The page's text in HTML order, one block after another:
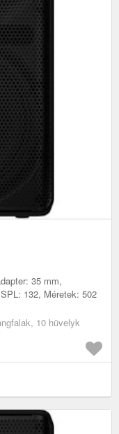
35 mm,
132, Méretek: 502
10 hüvelyk